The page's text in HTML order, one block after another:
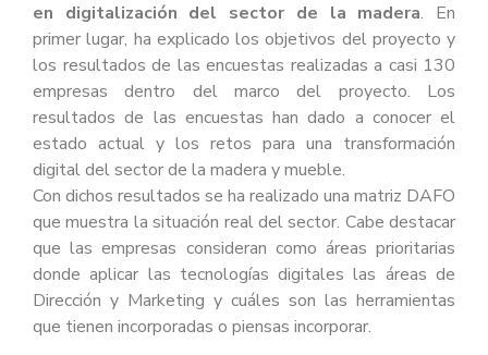
en digitalización del sector de la madera. En
primer lugar, ha explicado los objetivos del proyecto y
los resultados de las encuestas realizadas a casi 130
empresas dentro del marco del proyecto. Los
resultados de las encuestas han dado a conocer el
estado actual y los retos para una transformación
digital del sector de la madera y mueble.
Con dichos resultados se ha realizado una matriz DAFO
que muestra la situación real del sector. Cabe destacar
que las empresas consideran como áreas prioritarias
donde aplicar las tecnologías digitales las áreas de
Dirección y Marketing y cuáles son las herramientas
que tienen incorporadas o piensas incorporar.